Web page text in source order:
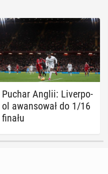
Puchar Anglii: Li­ver­po­
ol awan­so­wał do 1/16
finału